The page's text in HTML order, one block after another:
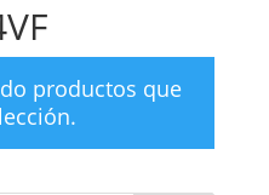
productos que